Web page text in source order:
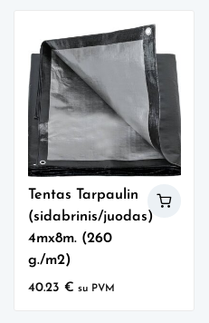
Tentas Tarpaulin
(sidabrinis/juodas)
4mx8m. (260
g./m2)
40.23 € su PVM